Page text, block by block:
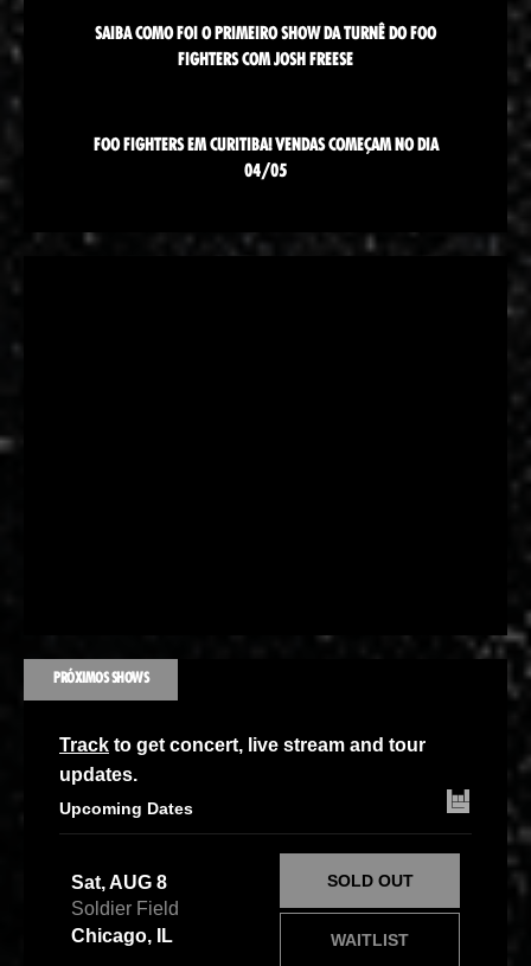
SAIBA COMO FOI O PRIMEIRO SHOW DA TURNÊ DO FOO
FIGHTERS COM JOSH FREESE
FOO FIGHTERS EM CURITIBA! VENDAS COMEÇAM NO DIA
04/05
PRÓXIMOS SHOWS
Track to get concert, live stream and tour
updates.
Upcoming Dates
Sat, AUG 8
Soldier Field
Chicago, IL
WAITLIST
SOLD OUT